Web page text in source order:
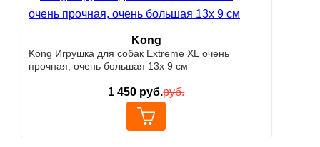
Kong
Kong Игрушка для собак Extreme XL очень
прочная, очень большая 13х 9 см
1 450 руб.руб.